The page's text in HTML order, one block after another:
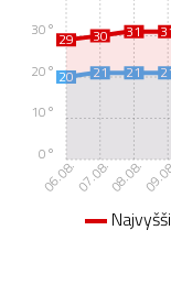
20 21 21
29 30 31
06.08.07.08.08.08.
0°
10°
20°
30°